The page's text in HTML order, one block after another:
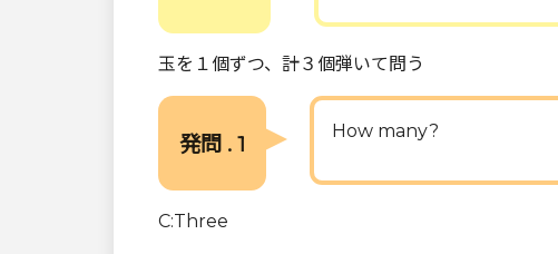
玉を１個ずつ、計３個弾いて問う
発問 . 1 How many?
C:Three